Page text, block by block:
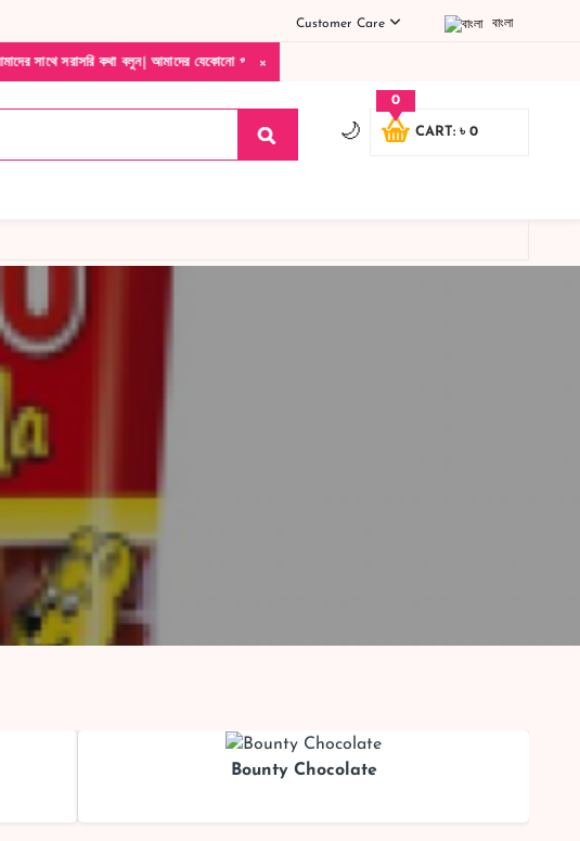
বাংলা
Customer Care
×
যেকোনো পণ্য হাতে নিয়ে দেখে টাকা দিবেন ডেলিভারি ম্যান চলে যাওয়ার পরে কোনরকম পণ্য ভেঙে গেছে
🌙 CART: ৳ 0
0
Bounty Chocolate